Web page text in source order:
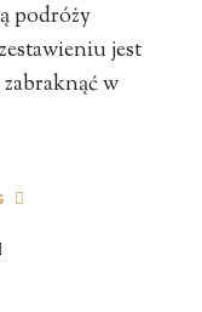
podróży
jest
w